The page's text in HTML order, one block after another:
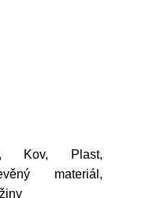
Kov, Plast,
materiál,